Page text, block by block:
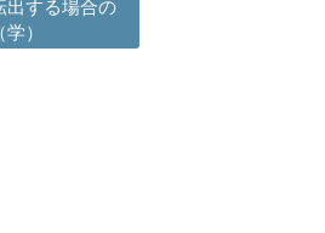
出する場合の
）